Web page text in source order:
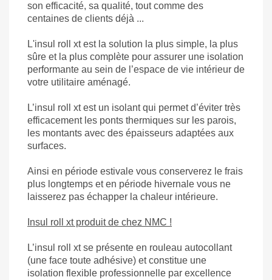
son efficacité, sa qualité, tout comme des
centaines de clients déjà ...
L'insul roll xt est la solution la plus simple, la plus
sûre et la plus complète pour assurer une isolation
performante au sein de l’espace de vie intérieur de
votre utilitaire aménagé.
L’insul roll xt est un isolant qui permet d’éviter très
efficacement les ponts thermiques sur les parois,
les montants avec des épaisseurs adaptées aux
surfaces.
Ainsi en période estivale vous conserverez le frais
plus longtemps et en période hivernale vous ne
laisserez pas échapper la chaleur intérieure.
Insul roll xt produit de chez NMC !
L’insul roll xt se présente en rouleau autocollant
(une face toute adhésive) et constitue une
isolation flexible professionnelle par excellence